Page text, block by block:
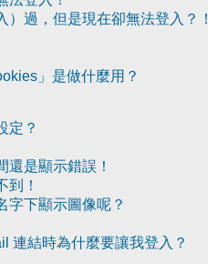
）過，但是現在卻無法登入？！
」是做什麼用？
定？
還是顯示錯誤！
到！
字下顯示圖像呢？
連結時為什麼要讓我登入？